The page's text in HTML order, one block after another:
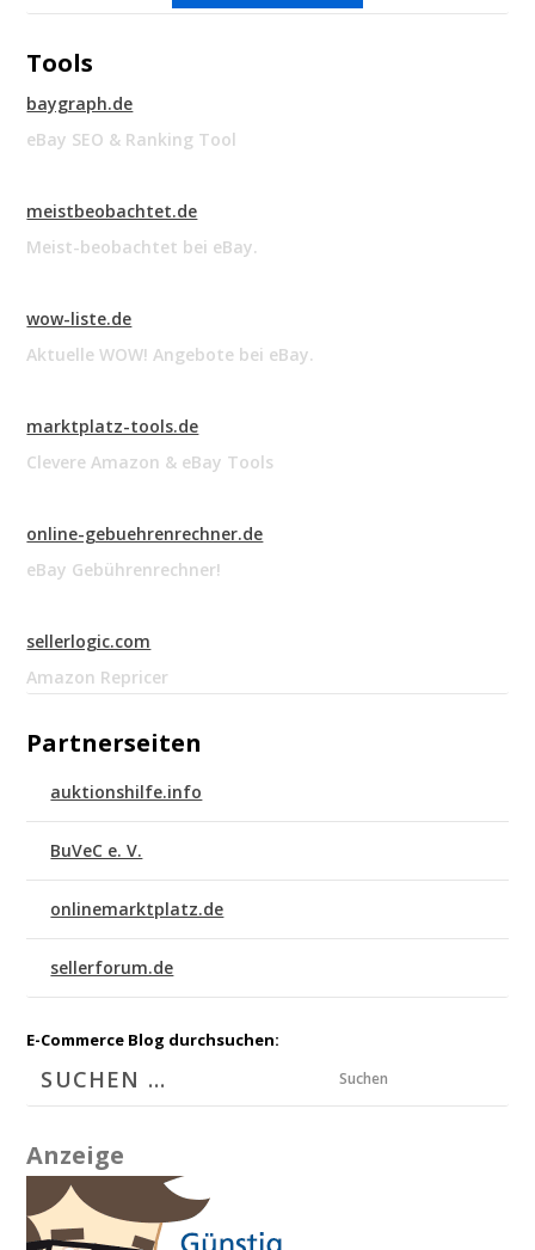
Tools
baygraph.de
eBay SEO & Ranking Tool
meistbeobachtet.de
Meist-beobachtet bei eBay.
wow-liste.de
Aktuelle WOW! Angebote bei eBay.
marktplatz-tools.de
Clevere Amazon & eBay Tools
online-gebuehrenrechner.de
eBay Gebührenrechner!
sellerlogic.com
Amazon Repricer
Partnerseiten
auktionshilfe.info
BuVeC e. V.
onlinemarktplatz.de
sellerforum.de
E-Commerce Blog durchsuchen:
Suchen
Anzeige